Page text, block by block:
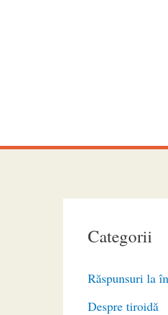
Categorii
Răspunsuri la
Despre tiroidă